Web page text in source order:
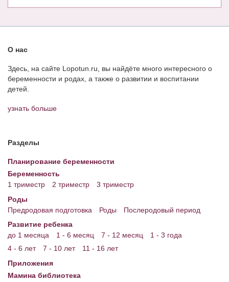
О нас
Здесь, на сайте Lopotun.ru, вы найдёте много интересного о
беременности и родах, а также о развитии и воспитании
детей.
узнать больше
Разделы
Планирование беременности
Беременность
1 триместр
2 триместр
3 триместр
Роды
Предродовая подготовка
Роды
Послеродовый период
Развитие ребенка
до 1 месяца
1 - 6 месяц 7 - 12 месяц
1 - 3 года
4 - 6 лет
7 - 10 лет
11 - 16 лет
Приложения
Мамина библиотека